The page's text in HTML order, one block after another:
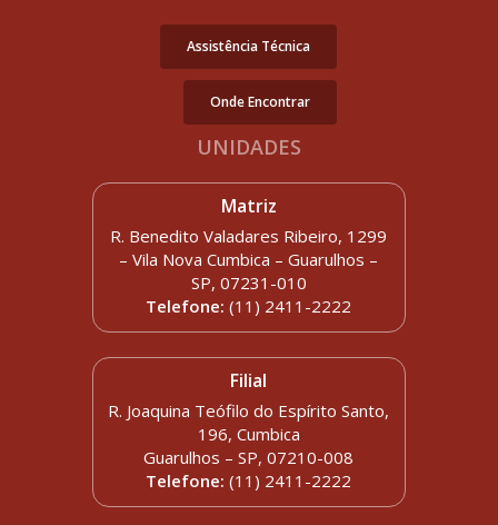
Assistência Técnica
Onde Encontrar
UNIDADES
Matriz
R. Benedito Valadares Ribeiro, 1299
– Vila Nova Cumbica – Guarulhos –
SP, 07231-010
Telefone:(11) 2411-2222
Filial
R. Joaquina Teófilo do Espírito Santo,
196, Cumbica
Guarulhos – SP, 07210-008
Telefone: (11) 2411-2222